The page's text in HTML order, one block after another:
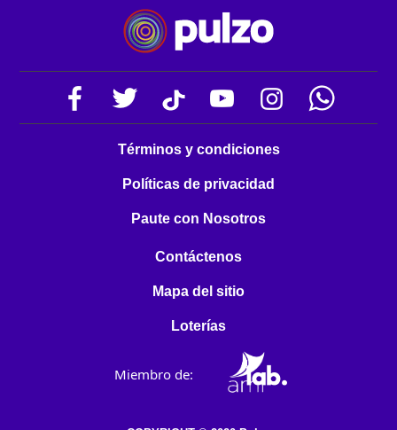
Términos y condiciones
Políticas de privacidad
Paute con Nosotros
Contáctenos
Mapa del sitio
Loterías
Miembro de: